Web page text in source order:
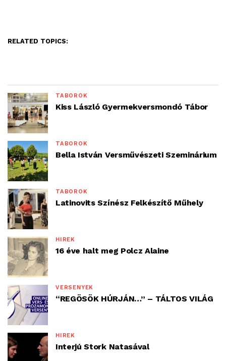
RELATED TOPICS:
TÁBOROK
Kiss László Gyermekversmondó Tábor
TÁBOROK
Bella István Versművészeti Szeminárium
TÁBOROK
Latinovits Színész Felkészítő Műhely
HÍREK
16 éve halt meg Polcz Alaine
VERSENYEK
“REGÖSÖK HÚRJÁN…” – TÁLTOS VILÁG
HÍREK
Interjú Stork Natasával